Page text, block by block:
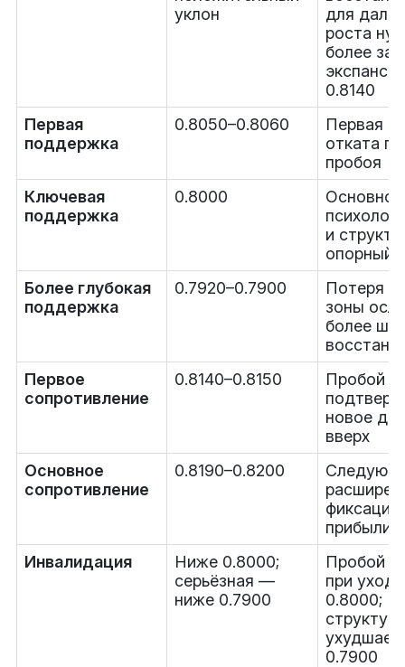
уклон
для
роста
более
0.8140
Первая
поддержка
0.8050–0.8060
Первая
отката
пробоя
Ключевая
поддержка
0.8000
Основной
и
опорный
Более глубокая
поддержка
0.7920–0.7900
Потеря
зоны
более
Первое
сопротивление
0.8140–0.8150
Пробой
новое
вверх
Основное
сопротивление
0.8190–0.8200
фиксации
прибыли
Инвалидация
Ниже 0.8000;
серьёзная —
ниже 0.7900
Пробой
при
0.8000;
структура
0.7900